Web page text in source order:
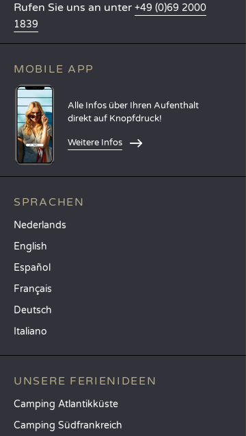
Rufen Sie uns an unter +49 (0)69 2000
1839
MOBILE APP
Alle Infos über Ihren Aufenthalt
direkt auf Knopfdruck!
Weitere Infos
SPRACHEN
Nederlands
English
Español
Français
Deutsch
Italiano
UNSERE FERIENIDEEN
Camping Atlantikküste
Camping Südfrankreich